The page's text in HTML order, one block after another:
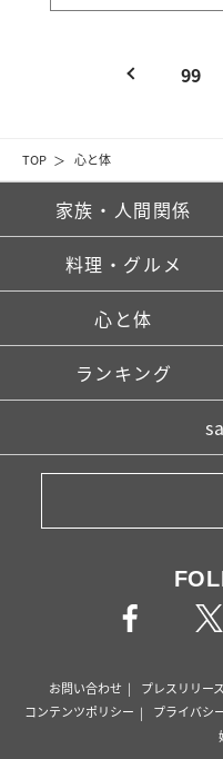
TOP 心と体
99
家族・人間関係
料理・グルメ
心と体
ランキング
お問い合わせ プレスリリー
コンテンツポリシー
プライバシ